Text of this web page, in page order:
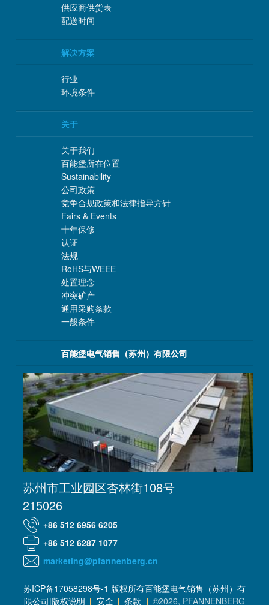
供应商供货表
配送时间
解决方案
行业
环境条件
关于
关于我们
百能堡所在位置
Sustainability
公司政策
竞争合规政策和法律指导方针
Fairs & Events
十年保修
认证
法规
RoHS与WEEE
处置理念
冲突矿产
通用采购条款
一般条件
百能堡电气销售（苏州）有限公司
苏州市工业园区杏林街108号
215026
+86 512 6956 6205
+86 512 6287 1077
marketing@pfannenberg.cn
苏ICP备17058298号-1 版权所有百能堡电气销售（苏州）有
限公司|版权说明
安全 条款 ©2026, PFANNENBERG